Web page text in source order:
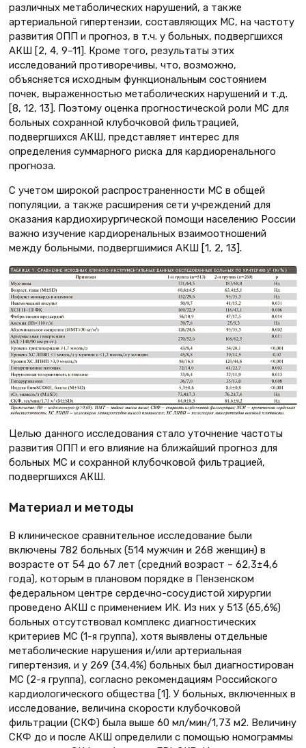
различных метаболических нарушений, а также
артериальной гипертензии, составляющих МС, на частоту
развития ОПП и прогноз, в т.ч. у больных, подвергшихся
АКШ [2, 4, 9–11]. Кроме того, результаты этих
исследований противоречивы, что, возможно,
объясняется исходным функциональным состоянием
почек, выраженностью метаболических нарушений и т.д.
[8, 12, 13]. Поэтому оценка прогностической роли МС для
больных сохранной клубочковой фильтрацией,
подвергшихся АКШ, представляет интерес для
определения суммарного риска для кардиоренального
прогноза.
С учетом широкой распространенности МС в общей
популяции, а также расширения сети учреждений для
оказания кардиохирургической помощи населению России
важно изучение кардиоренальных взаимоотношений
между больными, подвергшимися АКШ [1, 2, 13].
Целью данного исследования стало уточнение частоты
развития ОПП и его влияние на ближайший прогноз для
больных МС и сохранной клубочковой фильтрацией,
подвергшихся АКШ.
Материал и методы
В клиническое сравнительное исследование были
включены 782 больных (514 мужчин и 268 женщин) в
возрасте от 54 до 67 лет (средний возраст – 62,3±4,6
года), которым в плановом порядке в Пензенском
федеральном центре сердечно-сосудистой хирургии
проведено АКШ с применением ИК. Из них у 513 (65,6%)
больных отсутствовал комплекс диагностических
критериев МС (1-я группа), хотя выявлены отдельные
метаболические нарушения и/или артериальная
гипертензия, и у 269 (34,4%) больных был диагностирован
МС (2-я группа), согласно рекомендациям Российского
кардиологического общества [1]. У больных, включенных в
исследование, величина скорости клубочковой
фильтрации (СКФ) была выше 60 мл/мин/1,73 м2. Величину
СКФ до и после АКШ определили с помощью номограммы